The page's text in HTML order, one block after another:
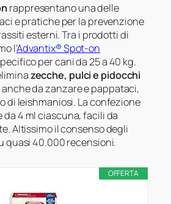
rappresentano una delle
e pratiche per la prevenzione
esterni. Tra i prodotti di
l’Advantix® Spot-on
per cani da 25 a 40 kg.
zecche, pulci e pidocchi
da zanzare e pappataci,
di leishmaniosi. La confezione
4 ml ciascuna, facili da
Altissimo il consenso degli
quasi 40.000 recensioni.
OFFERTA